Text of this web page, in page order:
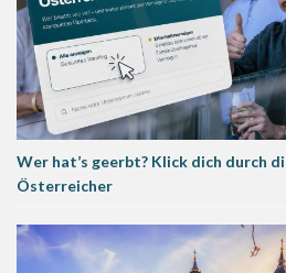
Wer hat’s geerbt? Klick dich durch
Österreicher